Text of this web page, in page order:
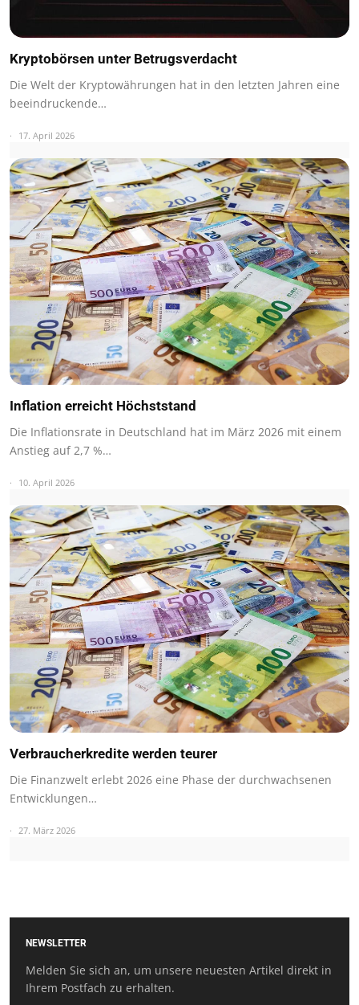
Kryptobörsen unter Betrugsverdacht
Die Welt der Kryptowährungen hat in den letzten Jahren eine
beeindruckende…
17. April 2026
Inflation erreicht Höchststand
Die Inflationsrate in Deutschland hat im März 2026 mit einem
Anstieg auf 2,7 %…
10. April 2026
Verbraucherkredite werden teurer
Die Finanzwelt erlebt 2026 eine Phase der durchwachsenen
Entwicklungen…
27. März 2026
NEWSLETTER
Melden Sie sich an, um unsere neuesten Artikel direkt in
Ihrem Postfach zu erhalten.